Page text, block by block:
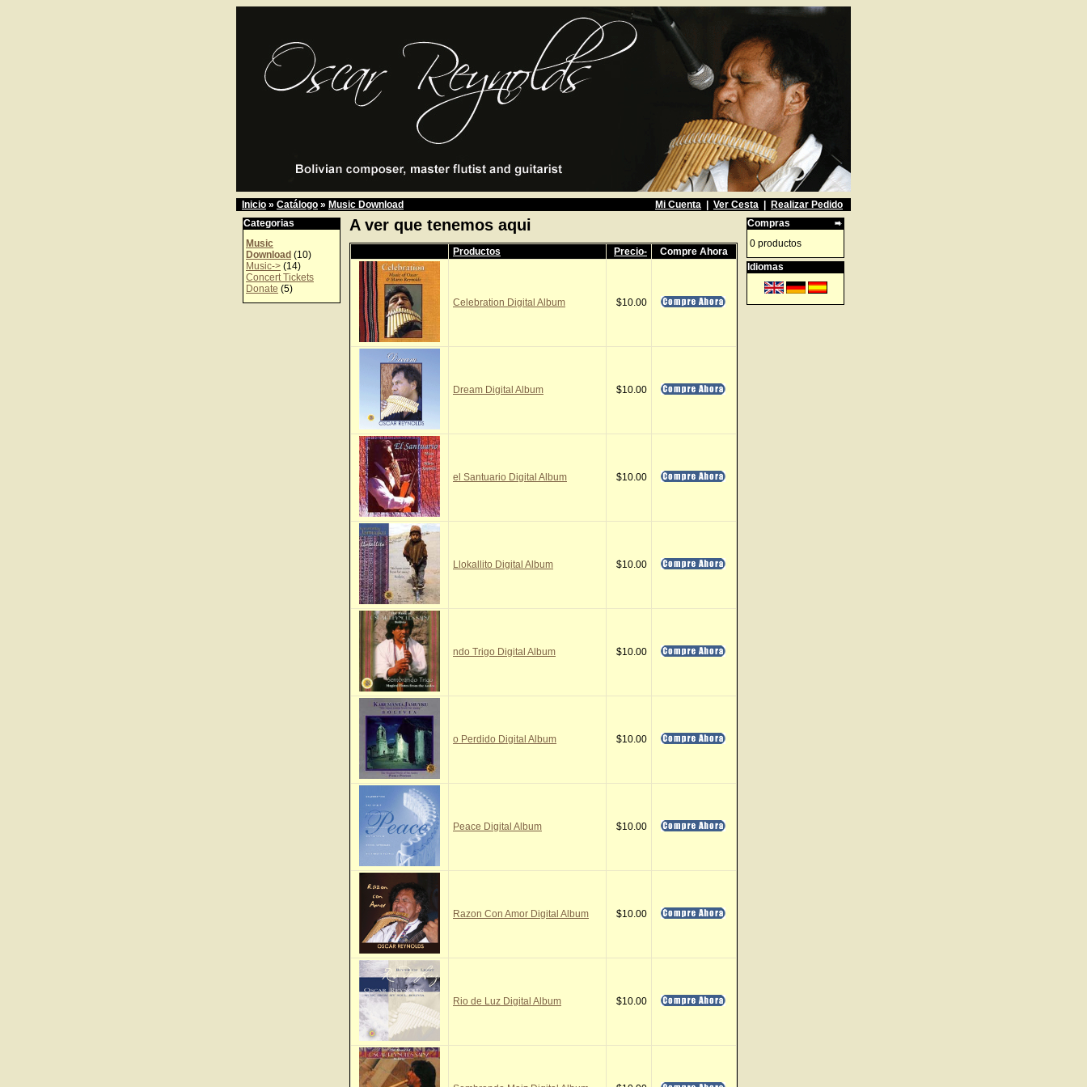
Inicio » Catálogo » Music Download Mi Cuenta Ver Cesta
Realizar Pedido
Categorias
Music
Download (10)
Music-> (14)
Concert Tickets
Donate (5)
A ver que tenemos aqui
Productos Precio- Compre Ahora
Celebration Digital Album $10.00
Dream Digital Album $10.00
el Santuario Digital Album $10.00
Llokallito Digital Album $10.00
ndo Trigo Digital Album $10.00
o Perdido Digital Album $10.00
Peace Digital Album $10.00
Razon Con Amor Digital Album $10.00
Rio de Luz Digital Album $10.00
Compras
0 productos
Idiomas